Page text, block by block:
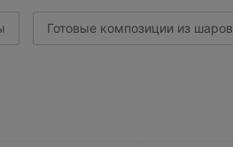
Готовые композиции из шаров